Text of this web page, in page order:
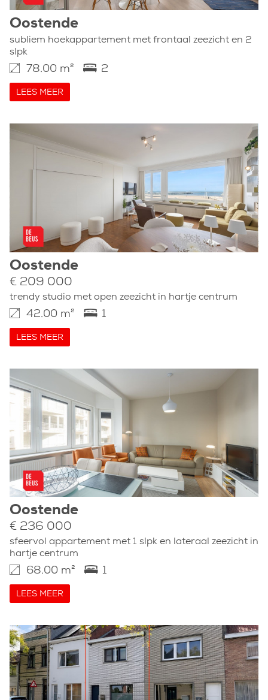
Oostende
subliem hoekappartement met frontaal zeezicht en 2
slpk
78.00 m² 2
LEES MEER
Oostende
€ 209 000
trendy studio met open zeezicht in hartje centrum
42.00 m² 1
LEES MEER
Oostende
€ 236 000
sfeervol appartement met 1 slpk en lateraal zeezicht in
hartje centrum
68.00 m² 1
LEES MEER